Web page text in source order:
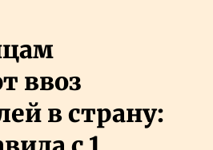
ввоз
в страну: